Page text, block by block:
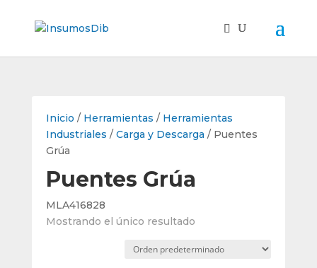
Inicio / Herramientas / Herramientas
Industriales / Carga y Descarga / Puentes
Grúa
Puentes Grúa
MLA416828
Mostrando el único resultado